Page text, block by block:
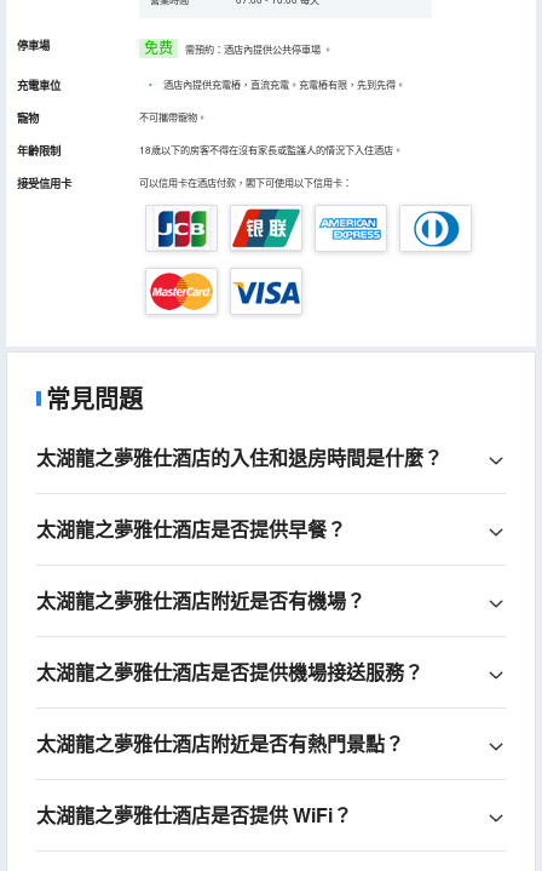
停車場 免费 需預約：酒店內提供公共停車場 。
充電車位 • 酒店內提供充電樁，直流充電。充電樁有限，先到先得。
寵物 不可攜帶寵物。
年齡限制 18歲以下的房客不得在沒有家長或監護人的情況下入住酒店。
接受信用卡 可以信用卡在酒店付款，閣下可使用以下信用卡：
常見問題
太湖龍之夢雅仕酒店的入住和退房時間是什麼？
太湖龍之夢雅仕酒店是否提供早餐？
太湖龍之夢雅仕酒店附近是否有機場？
太湖龍之夢雅仕酒店是否提供機場接送服務？
太湖龍之夢雅仕酒店附近是否有熱門景點？
太湖龍之夢雅仕酒店是否提供 WiFi？